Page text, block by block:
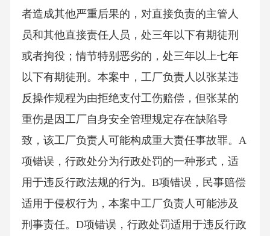
者造成其他严重后果的，对直接负责的主管人
员和其他直接责任人员，处三年以下有期徒刑
或者拘役；情节特别恶劣的，处三年以上七年
以下有期徒刑。本案中，工厂负责人以张某违
反操作规程为由拒绝支付工伤赔偿，但张某的
重伤是因工厂自身安全管理规定存在缺陷导
致，该工厂负责人可能构成重大责任事故罪。A
项错误，行政处分为行政处罚的一种形式，适
用于违反行政法规的行为。B项错误，民事赔偿
适用于侵权行为，本案中工厂负责人可能涉及
刑事责任。D项错误，行政处罚适用于违反行政